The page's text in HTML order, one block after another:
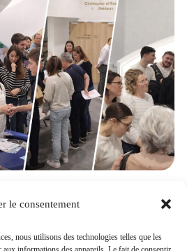
le consentement
nous utilisons des technologies telles que les
de Formation